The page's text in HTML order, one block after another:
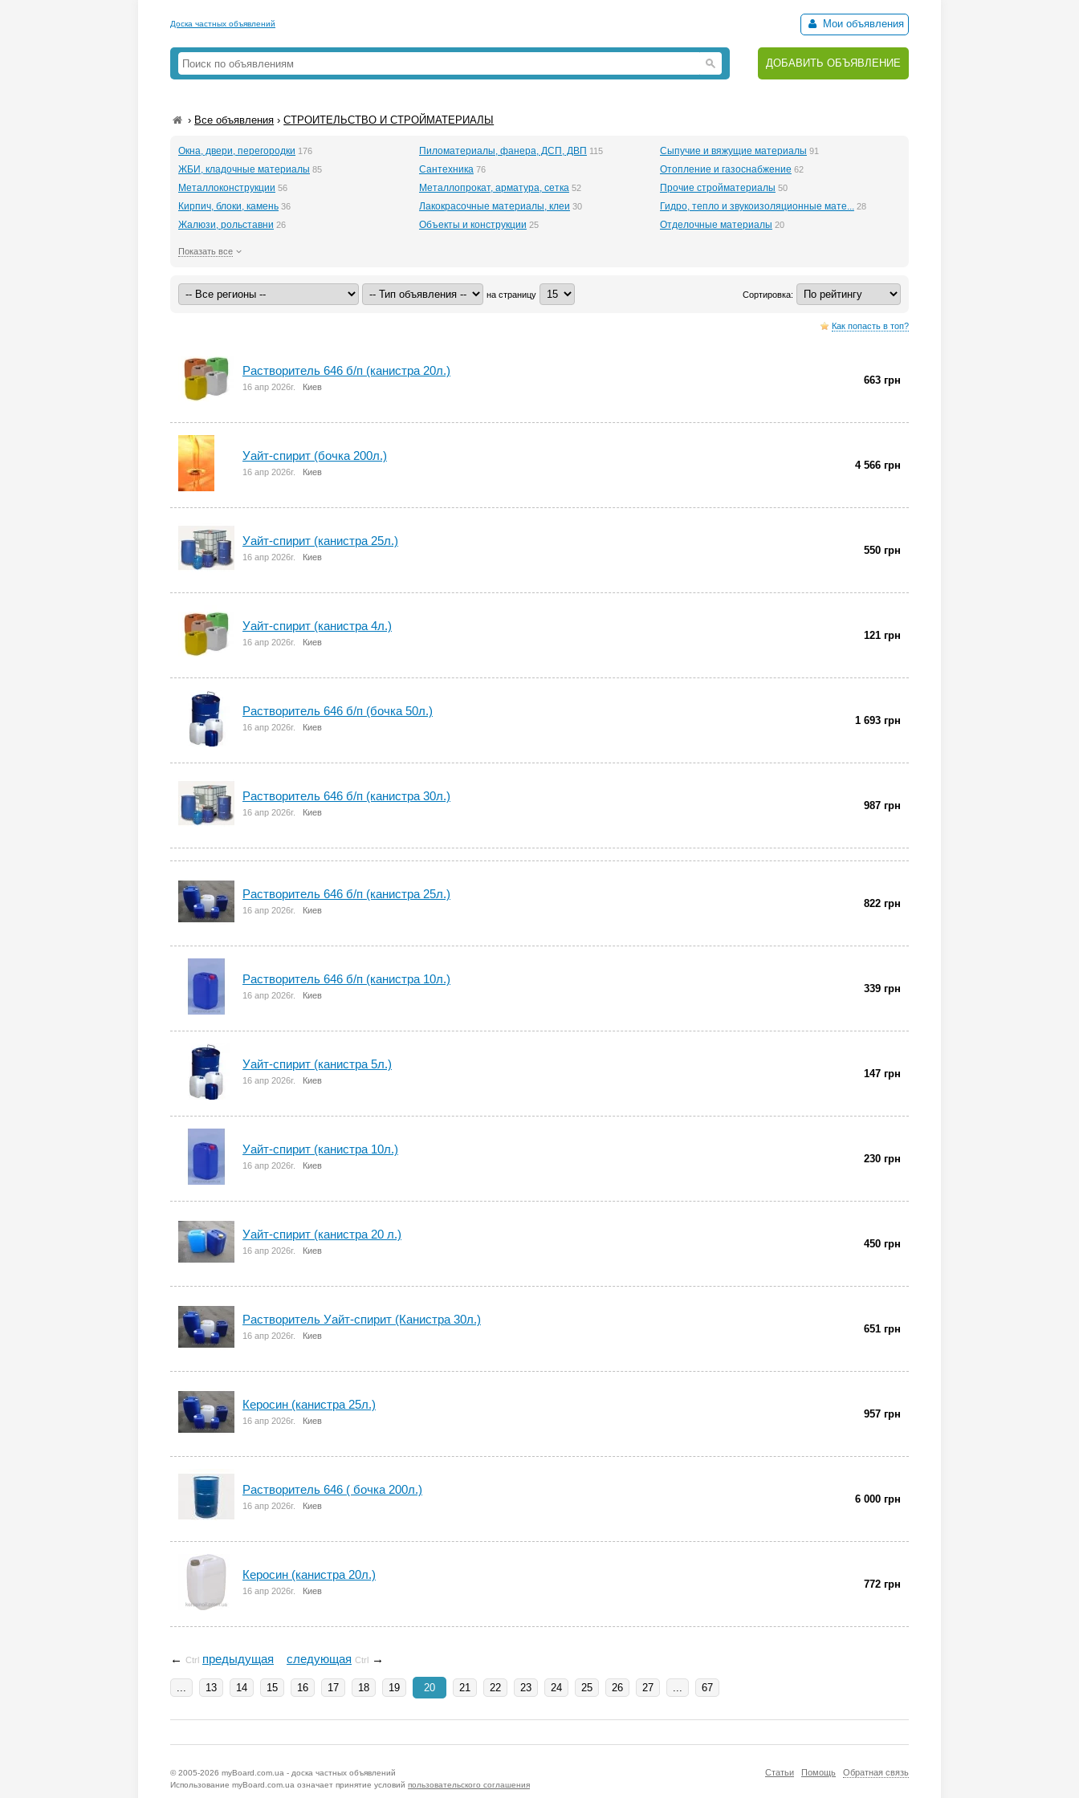
Доска частных объявлений Мои объявления
ДОБАВИТЬ ОБЪЯВЛЕНИЕ
› Все объявления ›СТРОИТЕЛЬСТВО И СТРОЙМАТЕРИАЛЫ
Окна, двери, перегородки 176 Пиломатериалы, фанера, ДСП, ДВП 115 Сыпучие и вяжущие материалы 91
ЖБИ, кладочные материалы 85 Сантехника 76 Отопление и газоснабжение 62
Металлоконструкции 56 Металлопрокат, арматура, сетка 52 Прочие стройматериалы 50
Кирпич, блоки, камень 36 Лакокрасочные материалы, клеи 30 Гидро, тепло и звукоизоляционные мате... 28
Жалюзи, рольставни 26 Объекты и конструкции 25 Отделочные материалы 20
Показать все
на страницу Сортировка:
Как попасть в топ?
Растворитель 646 б/п (канистра 20л.)
16 апр 2026г. Киев
663 грн
Уайт-спирит (бочка 200л.)
16 апр 2026г. Киев
4 566 грн
Уайт-спирит (канистра 25л.)
16 апр 2026г. Киев
550 грн
Уайт-спирит (канистра 4л.)
16 апр 2026г. Киев
121 грн
Растворитель 646 б/п (бочка 50л.)
16 апр 2026г. Киев
1 693 грн
Растворитель 646 б/п (канистра 30л.)
16 апр 2026г. Киев
987 грн
Растворитель 646 б/п (канистра 25л.)
16 апр 2026г. Киев
822 грн
Растворитель 646 б/п (канистра 10л.)
16 апр 2026г. Киев
339 грн
Уайт-спирит (канистра 5л.)
16 апр 2026г. Киев
147 грн
Уайт-спирит (канистра 10л.)
16 апр 2026г. Киев
230 грн
Уайт-спирит (канистра 20 л.)
16 апр 2026г. Киев
450 грн
Растворитель Уайт-спирит (Канистра 30л.)
16 апр 2026г. Киев
651 грн
Керосин (канистра 25л.)
16 апр 2026г. Киев
957 грн
Растворитель 646 ( бочка 200л.)
16 апр 2026г. Киев
6 000 грн
Керосин (канистра 20л.)
16 апр 2026г. Киев
772 грн
← Ctrl предыдущая следующая Ctrl →
... 13 14 15 16 17 18 19 20 21 22 23 24 25 26 27 ... 67
Статьи Помощь Обратная связь
© 2005-2026 myBoard.com.ua - доска частных объявлений
Использование myBoard.com.ua означает принятие условий пользовательского соглашения